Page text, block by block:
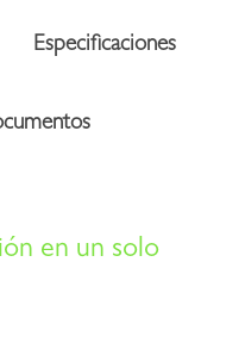
Especificaciones
en un solo